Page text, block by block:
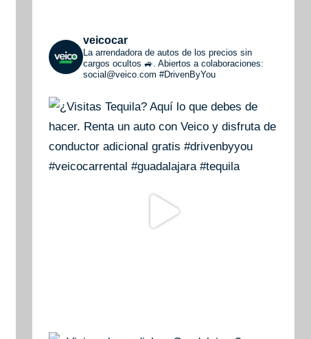
veicocar
La arrendadora de autos de los precios sin
cargos ocultos 🚙. Abiertos a colaboraciones:
social@veico.com#DrivenByYou